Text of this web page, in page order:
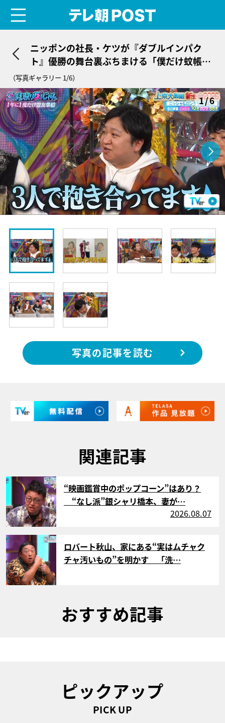
ニッポンの社長・ケツが『ダブルインパク
ト』優勝の舞台裏ぶちまける「僕だけ蚊帳の
外ですよ」
（写真ギャラリー 1/6）
1/6
写真の記事を読む
関連記事
サムネイル
“映画鑑賞中のポップコーン”はあり？
“なし派”銀シャリ橋本、妻が…
2026.08.07
サムネイル
ロバート秋山、家にある“実はムチャク
チャ汚いもの”を明かす 「洗…
おすすめ記事
ピックアップ
PICK UP